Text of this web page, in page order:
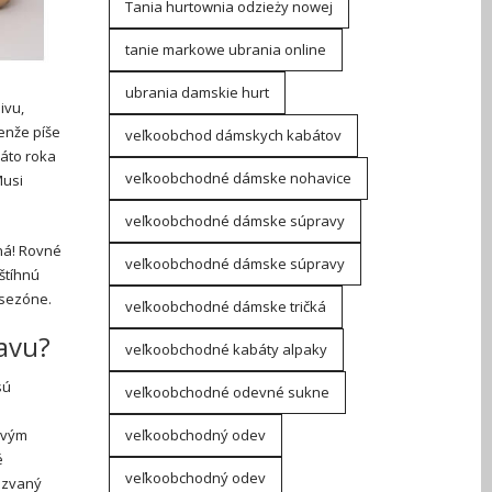
píše
roka
Rovné
Tania hurtownia odzieży nowej
tanie markowe ubrania online
ubrania damskie hurt
veľkoobchod dámskych kabátov
veľkoobchodné dámske nohavice
veľkoobchodné dámske súpravy
veľkoobchodné dámske súpravy
veľkoobchodné dámske tričká
veľkoobchodné kabáty alpaky
veľkoobchodné odevné sukne
veľkoobchodný odev
veľkoobchodný odev